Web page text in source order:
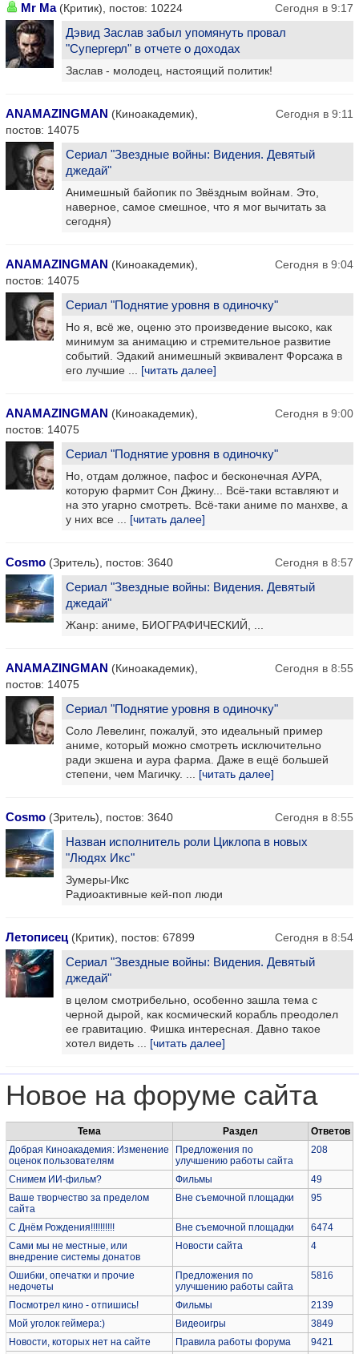
Mr Ma(Критик), постов: 10224 Сегодня в 9:17
Дэвид Заслав забыл упомянуть провал
"Супергерл" в отчете о доходах
Заслав - молодец, настоящий политик!
ANAMAZINGMAN (Киноакадемик),
постов: 14075
Сегодня в 9:11
Сериал "Звездные войны: Видения. Девятый
джедай"
Анимешный байопик по Звёздным войнам. Это,
наверное, самое смешное, что я мог вычитать за
сегодня)
ANAMAZINGMAN (Киноакадемик),
постов: 14075
Сегодня в 9:04
Сериал "Поднятие уровня в одиночку"
Но я, всё же, оценю это произведение высоко, как
минимум за анимацию и стремительное развитие
событий. Эдакий анимешный эквивалент Форсажа в
его лучшие ... [читать далее]
ANAMAZINGMAN (Киноакадемик),
постов: 14075
Сегодня в 9:00
Сериал "Поднятие уровня в одиночку"
Но, отдам должное, пафос и бесконечная АУРА,
которую фармит Сон Джину... Всё-таки вставляют и
на это угарно смотреть. Всё-таки аниме по манхве, а
у них все ... [читать далее]
Cosmo (Зритель), постов: 3640 Сегодня в 8:57
Сериал "Звездные войны: Видения. Девятый
джедай"
Жанр: аниме, БИОГРАФИЧЕСКИЙ, ...
ANAMAZINGMAN (Киноакадемик),
постов: 14075
Сегодня в 8:55
Сериал "Поднятие уровня в одиночку"
Соло Левелинг, пожалуй, это идеальный пример
аниме, который можно смотреть исключительно
ради экшена и аура фарма. Даже в ещё большей
степени, чем Магичку. ... [читать далее]
Cosmo (Зритель), постов: 3640 Сегодня в 8:55
Назван исполнитель роли Циклопа в новых
"Людях Икс"
Зумеры-Икс
Радиоактивные кей-поп люди
Летописец (Критик), постов: 67899 Сегодня в 8:54
Сериал "Звездные войны: Видения. Девятый
джедай"
в целом смотрибельно, особенно зашла тема с
черной дырой, как космический корабль преодолел
ее гравитацию. Фишка интересная. Давно такое
хотел видеть ... [читать далее]
Новое на форуме сайта
Тема Раздел
Ответов
Добрая Киноакадемия: Изменение
оценок пользователям
Предложения по
улучшению работы сайта
208
Снимем ИИ-фильм? Фильмы
49
Ваше творчество за пределом
сайта
Вне съемочной площадки 95
С Днём Рождения!!!!!!!!!! Вне съемочной площадки
6474
Сами мы не местные, или
внедрение системы донатов
Новости сайта 4
Ошибки, опечатки и прочие
недочеты
Предложения по
улучшению работы сайта
5816
Посмотрел кино - отпишись! Фильмы
2139
Мой уголок геймера:)
Видеоигры
3849
Новости, которых нет на сайте
Правила работы форума 9421